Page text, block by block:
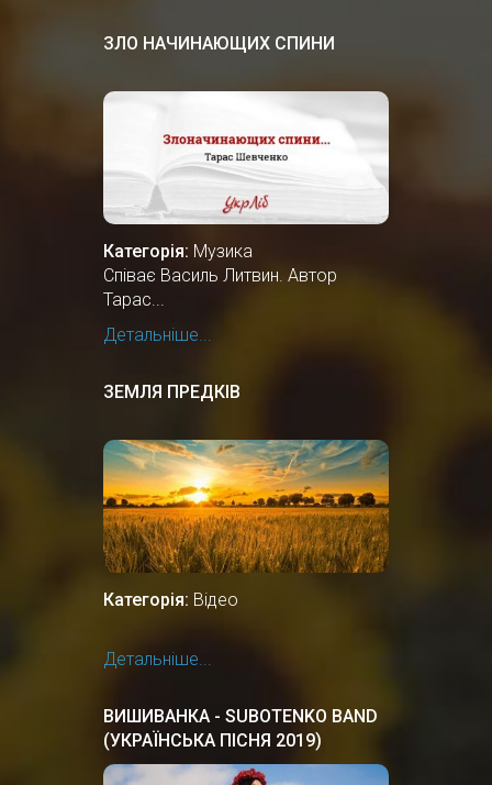
ЗЛО НАЧИНАЮЩИХ СПИНИ
Категорія: Музика
Співає Василь Литвин. Автор
Тарас...
Детальніше...
ЗЕМЛЯ ПРЕДКІВ
Категорія: Відео
Детальніше...
ВИШИВАНКА - SUBOTENKO BAND
(УКРАЇНСЬКА ПІСНЯ 2019)